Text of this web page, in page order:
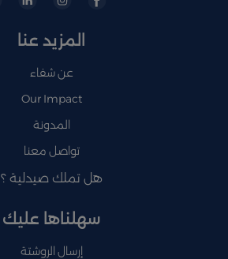
المزيد عنا
عن شفاء
Our Impact
المدونة
تواصل معنا
هل تملك صيدلية ؟
سهلناها عليك
إرسال الروشتة